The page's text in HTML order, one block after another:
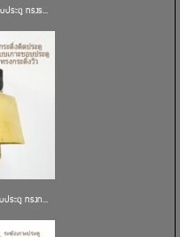
ประตู ทรงร...
ประตู ทรงก...